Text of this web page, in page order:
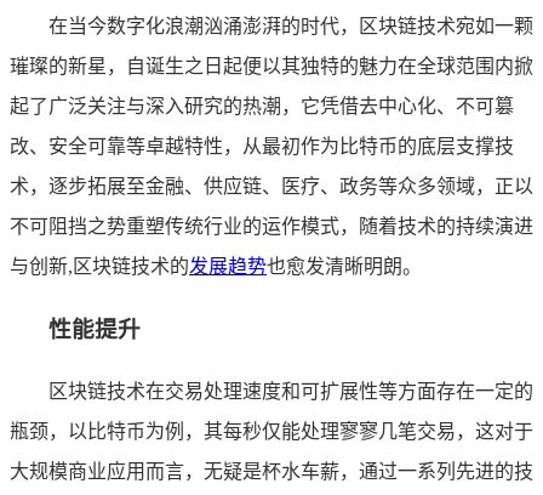
在当今数字化浪潮汹涌澎湃的时代，区块链技术宛如一颗
璀璨的新星，自诞生之日起便以其独特的魅力在全球范围内掀
起了广泛关注与深入研究的热潮，它凭借去中心化、不可篡
改、安全可靠等卓越特性，从最初作为比特币的底层支撑技
术，逐步拓展至金融、供应链、医疗、政务等众多领域，正以
不可阻挡之势重塑传统行业的运作模式，随着技术的持续演进
与创新,区块链技术的发展趋势也愈发清晰明朗。
性能提升
区块链技术在交易处理速度和可扩展性等方面存在一定的
瓶颈，以比特币为例，其每秒仅能处理寥寥几笔交易，这对于
大规模商业应用而言，无疑是杯水车薪，通过一系列先进的技